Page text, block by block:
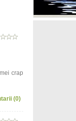
crap
(0)